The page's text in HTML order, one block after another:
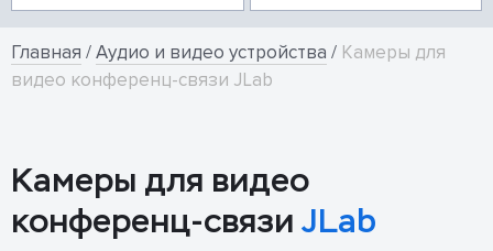
Главная /Аудио и видео устройства / Камеры для
видео конференц-связи JLab
Камеры для видео
конференц-связи JLab